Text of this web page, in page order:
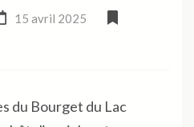
15 avril 2025
du Bourget du Lac